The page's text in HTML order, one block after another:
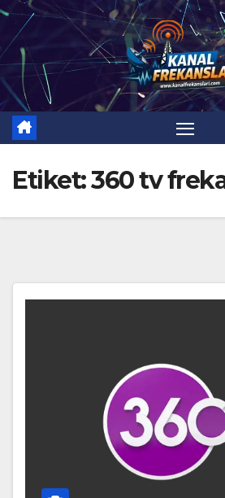
Skip
content
Etiket:360 tv